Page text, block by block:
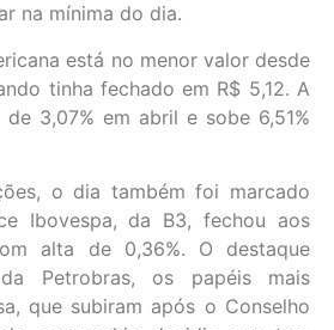
na mínima do dia.
está no menor valor desde
tinha fechado em R$ 5,12. A
3,07% em abril e sobe 6,51%
o dia também foi marcado
Ibovespa, da B3, fechou aos
alta de 0,36%. O destaque
Petrobras, os papéis mais
que subiram após o Conselho